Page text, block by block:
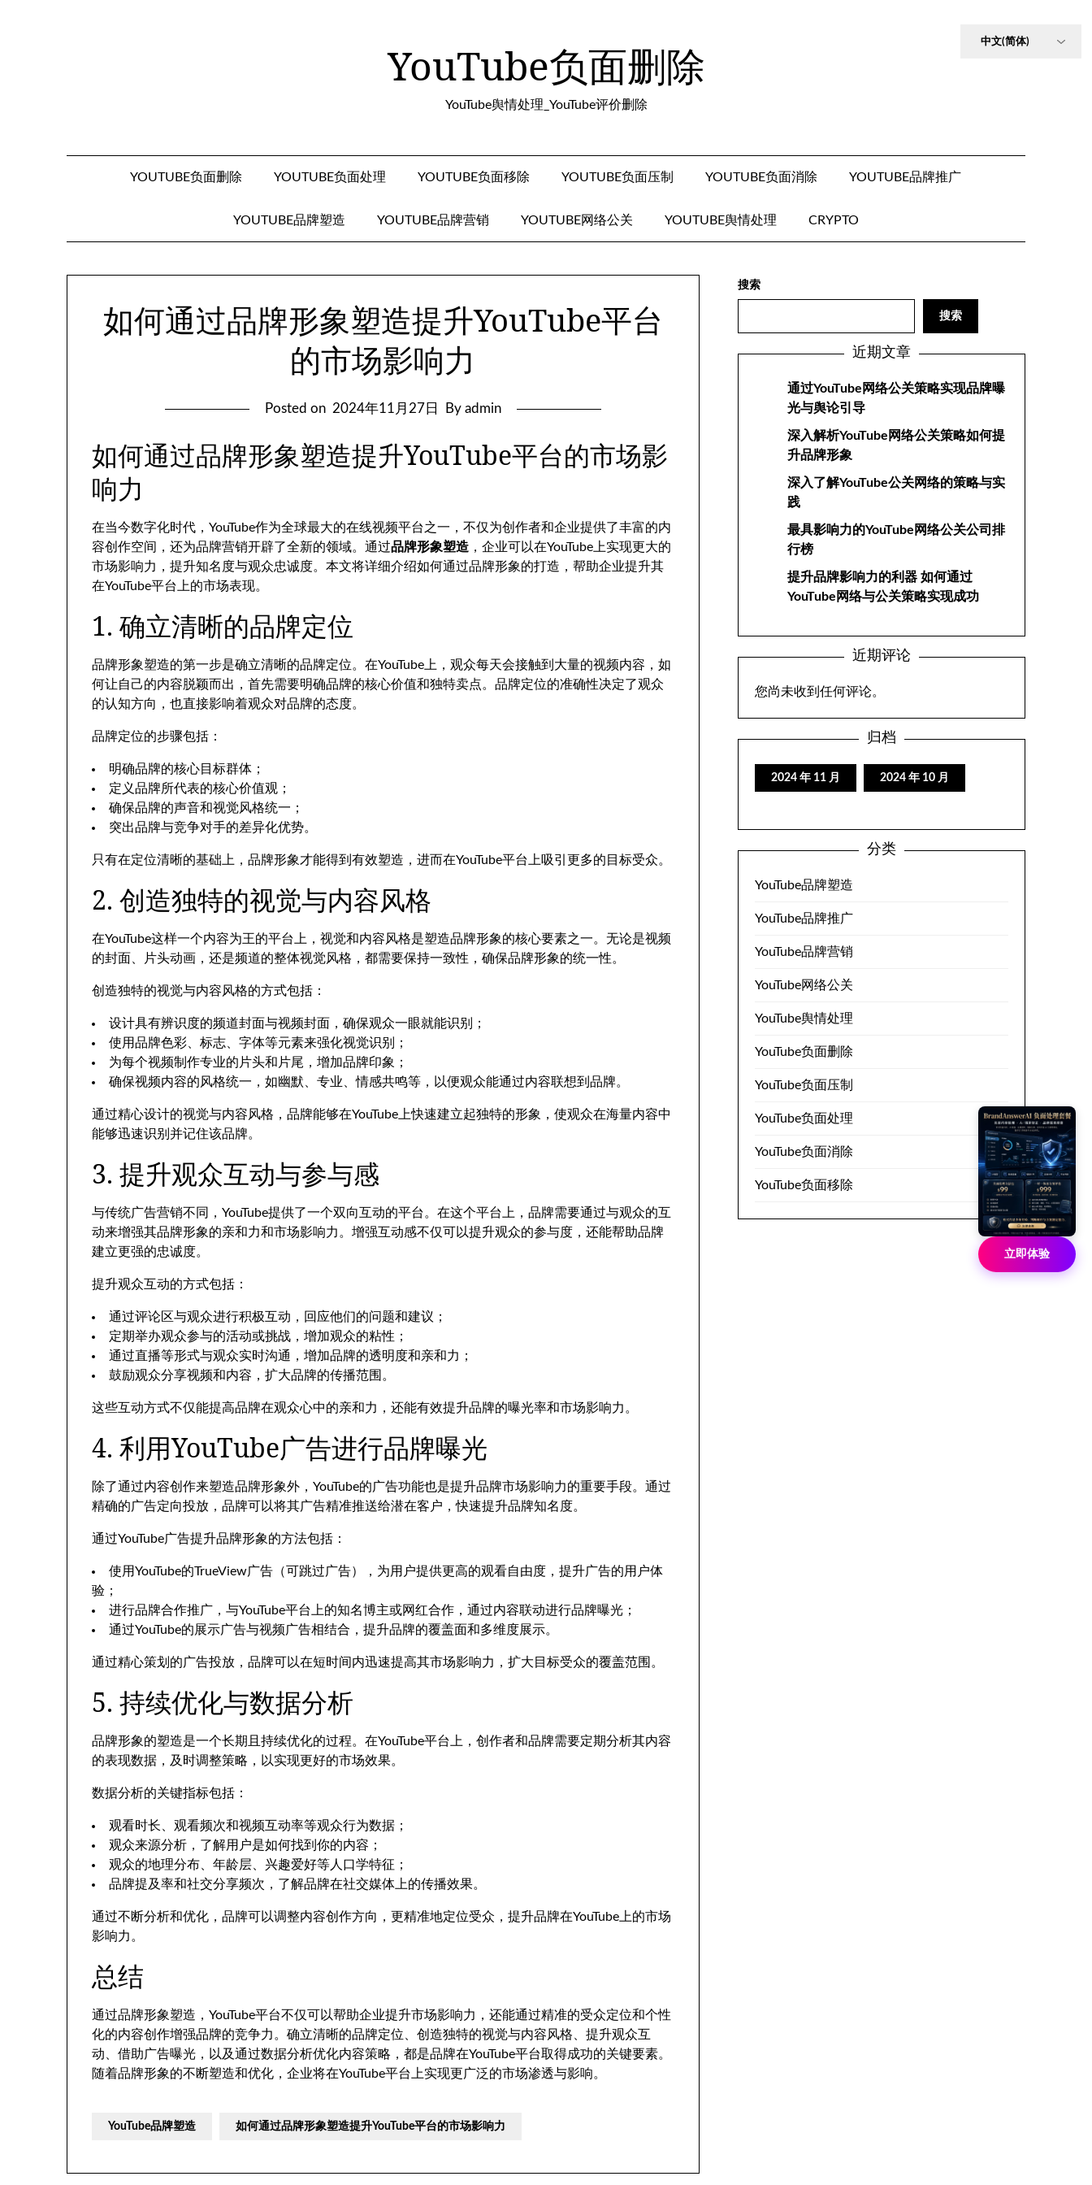
YouTube负面删除
YouTube舆情处理_YouTube评价删除
YOUTUBE负面删除 YOUTUBE负面处理 YOUTUBE负面移除 YOUTUBE负面压制 YOUTUBE负面消除 YOUTUBE品牌推广
YOUTUBE品牌塑造 YOUTUBE品牌营销 YOUTUBE网络公关 YOUTUBE舆情处理 CRYPTO
如何通过品牌形象塑造提升YouTube平台
的市场影响力
Posted on 2024年11月27日 By admin
如何通过品牌形象塑造提升YouTube平台的市场影
响力
在当今数字化时代，YouTube作为全球最大的在线视频平台之一，不仅为创作者和企业提供了丰富的内
容创作空间，还为品牌营销开辟了全新的领域。通过品牌形象塑造 ，企业可以在YouTube上实现更大的
市场影响力，提升知名度与观众忠诚度。本文将详细介绍如何通过品牌形象的打造，帮助企业提升其
在YouTube平台上的市场表现。
1. 确立清晰的品牌定位
品牌形象塑造的第一步是确立清晰的品牌定位。在YouTube上，观众每天会接触到大量的视频内容，如
何让自己的内容脱颖而出，首先需要明确品牌的核心价值和独特卖点。品牌定位的准确性决定了观众
的认知方向，也直接影响着观众对品牌的态度。
品牌定位的步骤包括：
明确品牌的核心目标群体；
定义品牌所代表的核心价值观；
确保品牌的声音和视觉风格统一；
突出品牌与竞争对手的差异化优势。
只有在定位清晰的基础上，品牌形象才能得到有效塑造，进而在YouTube平台上吸引更多的目标受众。
2. 创造独特的视觉与内容风格
在YouTube这样一个内容为王的平台上，视觉和内容风格是塑造品牌形象的核心要素之一。无论是视频
的封面、片头动画，还是频道的整体视觉风格，都需要保持一致性，确保品牌形象的统一性。
创造独特的视觉与内容风格的方式包括：
设计具有辨识度的频道封面与视频封面，确保观众一眼就能识别；
使用品牌色彩、标志、字体等元素来强化视觉识别；
为每个视频制作专业的片头和片尾，增加品牌印象；
确保视频内容的风格统一，如幽默、专业、情感共鸣等，以便观众能通过内容联想到品牌。
通过精心设计的视觉与内容风格，品牌能够在YouTube上快速建立起独特的形象，使观众在海量内容中
能够迅速识别并记住该品牌。
3. 提升观众互动与参与感
与传统广告营销不同，YouTube提供了一个双向互动的平台。在这个平台上，品牌需要通过与观众的互
动来增强其品牌形象的亲和力和市场影响力。增强互动感不仅可以提升观众的参与度，还能帮助品牌
建立更强的忠诚度。
提升观众互动的方式包括：
通过评论区与观众进行积极互动，回应他们的问题和建议；
定期举办观众参与的活动或挑战，增加观众的粘性；
通过直播等形式与观众实时沟通，增加品牌的透明度和亲和力；
鼓励观众分享视频和内容，扩大品牌的传播范围。
这些互动方式不仅能提高品牌在观众心中的亲和力，还能有效提升品牌的曝光率和市场影响力。
4. 利用YouTube广告进行品牌曝光
除了通过内容创作来塑造品牌形象外，YouTube的广告功能也是提升品牌市场影响力的重要手段。通过
精确的广告定向投放，品牌可以将其广告精准推送给潜在客户，快速提升品牌知名度。
通过YouTube广告提升品牌形象的方法包括：
使用YouTube的TrueView广告（可跳过广告），为用户提供更高的观看自由度，提升广告的用户体
验；
进行品牌合作推广，与YouTube平台上的知名博主或网红合作，通过内容联动进行品牌曝光；
通过YouTube的展示广告与视频广告相结合，提升品牌的覆盖面和多维度展示。
通过精心策划的广告投放，品牌可以在短时间内迅速提高其市场影响力，扩大目标受众的覆盖范围。
5. 持续优化与数据分析
品牌形象的塑造是一个长期且持续优化的过程。在YouTube平台上，创作者和品牌需要定期分析其内容
的表现数据，及时调整策略，以实现更好的市场效果。
数据分析的关键指标包括：
观看时长、观看频次和视频互动率等观众行为数据；
观众来源分析，了解用户是如何找到你的内容；
观众的地理分布、年龄层、兴趣爱好等人口学特征；
品牌提及率和社交分享频次，了解品牌在社交媒体上的传播效果。
通过不断分析和优化，品牌可以调整内容创作方向，更精准地定位受众，提升品牌在YouTube上的市场
影响力。
总结
通过品牌形象塑造，YouTube平台不仅可以帮助企业提升市场影响力，还能通过精准的受众定位和个性
化的内容创作增强品牌的竞争力。确立清晰的品牌定位、创造独特的视觉与内容风格、提升观众互
动、借助广告曝光，以及通过数据分析优化内容策略，都是品牌在YouTube平台取得成功的关键要素。
随着品牌形象的不断塑造和优化，企业将在YouTube平台上实现更广泛的市场渗透与影响。
YouTube品牌塑造 如何通过品牌形象塑造提升YouTube平台的市场影响力
搜索
搜索
近期文章
通过YouTube网络公关策略实现品牌曝
光与舆论引导
深入解析YouTube网络公关策略如何提
升品牌形象
深入了解YouTube公关网络的策略与实
践
最具影响力的YouTube网络公关公司排
行榜
提升品牌影响力的利器 如何通过
YouTube网络与公关策略实现成功
近期评论
您尚未收到任何评论。
归档
2024 年 11 月 2024 年 10 月
分类
YouTube品牌塑造
YouTube品牌推广
YouTube品牌营销
YouTube网络公关
YouTube舆情处理
YouTube负面删除
YouTube负面压制
YouTube负面处理
YouTube负面消除
YouTube负面移除
立即体验